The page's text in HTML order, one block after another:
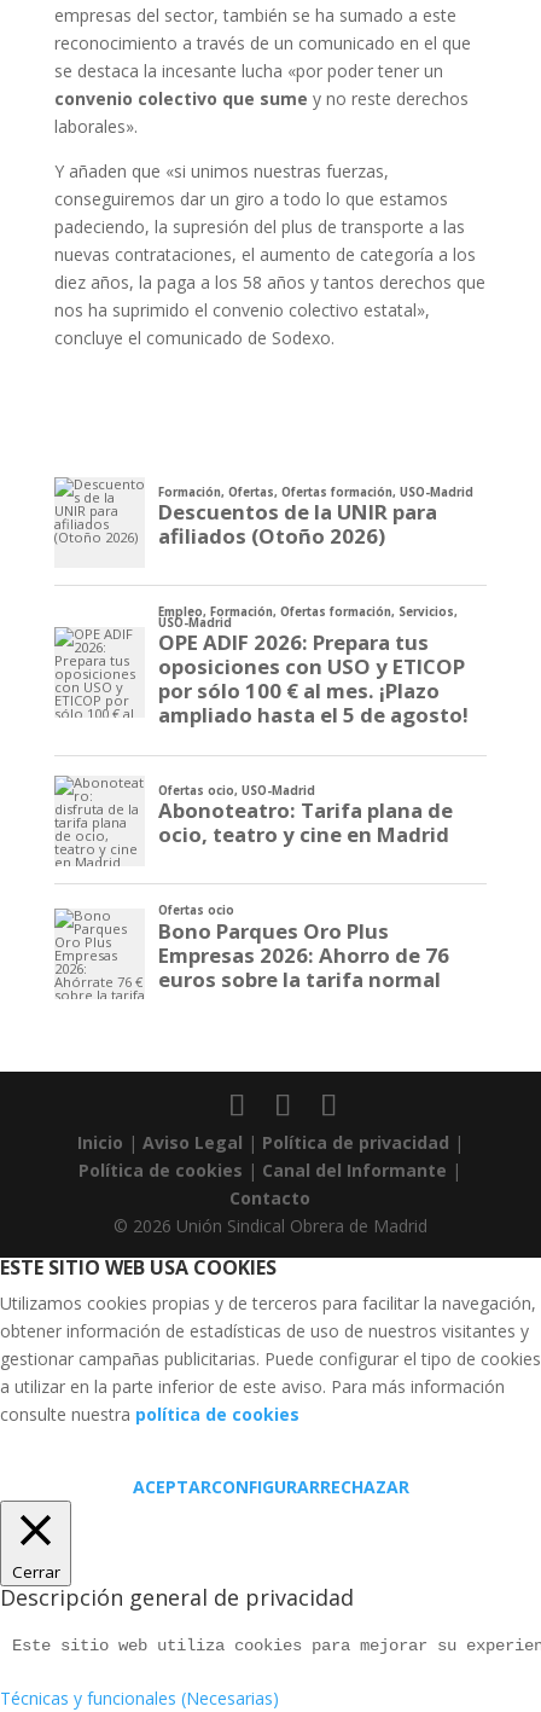
empresas del sector, también se ha sumado a este
reconocimiento a través de un comunicado en el que
se destaca la incesante lucha «por poder tener un
convenio colectivo que sume y no reste derechos
laborales».
Y añaden que «si unimos nuestras fuerzas,
conseguiremos dar un giro a todo lo que estamos
padeciendo, la supresión del plus de transporte a las
nuevas contrataciones, el aumento de categoría a los
diez años, la paga a los 58 años y tantos derechos que
nos ha suprimido el convenio colectivo estatal»,
concluye el comunicado de Sodexo.
Inicio | Aviso Legal | Política de privacidad |
Política de cookies | Canal del Informante |
Contacto
© 2026 Unión Sindical Obrera de Madrid
ESTE SITIO WEB USA COOKIES
Utilizamos cookies propias y de terceros para facilitar la navegación,
obtener información de estadísticas de uso de nuestros visitantes y
gestionar campañas publicitarias. Puede configurar el tipo de cookies
a utilizar en la parte inferior de este aviso. Para más información
consulte nuestra política de cookies
ACEPTARCONFIGURARRECHAZAR
Cerrar
Descripción general de privacidad
Este sitio web utiliza cookies para mejorar su
Técnicas y funcionales (Necesarias)